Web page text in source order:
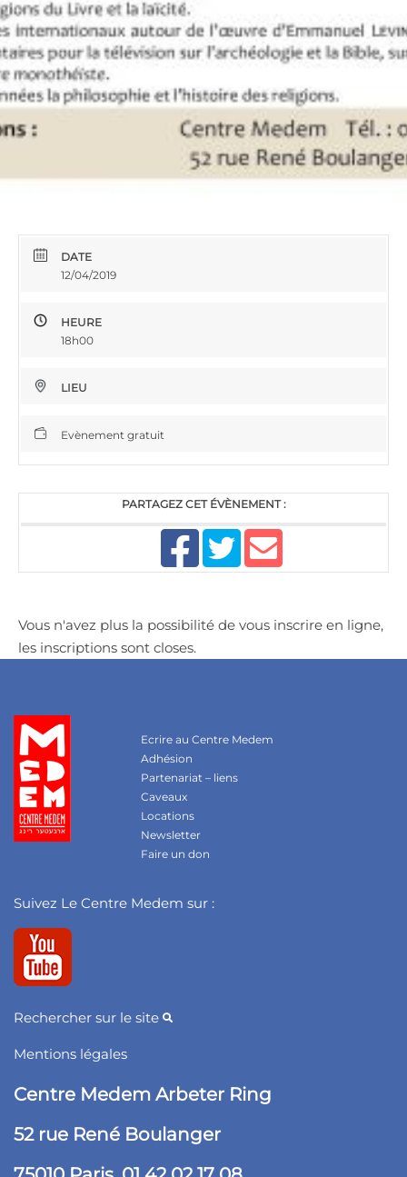
DATE
12/04/2019
HEURE
18h00
LIEU
Evènement gratuit
PARTAGEZ CET ÉVÈNEMENT :
Vous n'avez plus la possibilité de vous inscrire en ligne,
les inscriptions sont closes.
Ecrire au Centre Medem
Adhésion
Partenariat – liens
Caveaux
Locations
Newsletter
Faire un don
Suivez Le Centre Medem sur :
Rechercher sur le site
Mentions légales
Centre Medem Arbeter Ring
52 rue René Boulanger